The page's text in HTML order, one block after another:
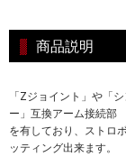
商品説明
「Zジョイント」や「
ー」互換アーム接続部
を有しており、ストロ
ッティング出来ます。